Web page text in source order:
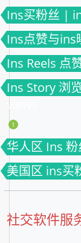
Ins买粉丝 |
Ins点赞与ins
Ins Reels 点
Ins Story 浏
views
1
华人区 Ins
美国区 ins买
社交软件服